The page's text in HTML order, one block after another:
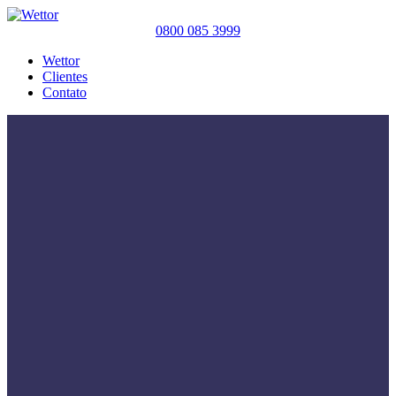
0800 085 3999
Wettor
Clientes
Contato